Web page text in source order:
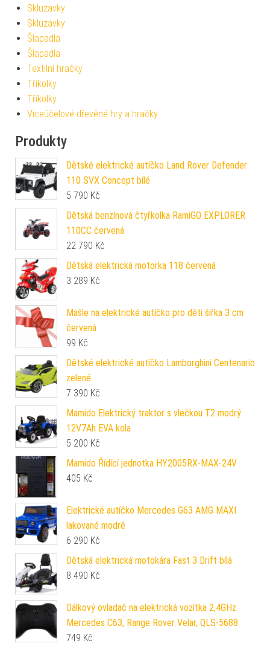
Skluzavky
Skluzavky
Šlapadla
Šlapadla
Textilní hračky
Tříkolky
Tříkolky
Víceúčelové dřevěné hry a hračky
Produkty
Dětské elektrické autíčko Land Rover Defender
110 SVX Concept bílé
5 790 Kč
Dětská benzínová čtyřkolka RamiGO EXPLORER
110CC červená
22 790 Kč
Dětská elektrická motorka 118 červená
3 289 Kč
Mašle na elektrické autíčko pro děti šířka 3 cm
červená
99 Kč
Dětské elektrické autíčko Lamborghini Centenario
zelené
7 390 Kč
Mamido Elektrický traktor s vlečkou T2 modrý
12V7Ah EVA kola
5 200 Kč
Mamido Řídící jednotka HY2005RX-MAX-24V
405 Kč
Elektrické autíčko Mercedes G63 AMG MAXI
lakované modré
6 290 Kč
Dětská elektrická motokára Fast 3 Drift bílá
8 490 Kč
Dálkový ovladač na elektrická vozítka 2,4GHz
Mercedes C63, Range Rover Velar, QLS-5688
749 Kč